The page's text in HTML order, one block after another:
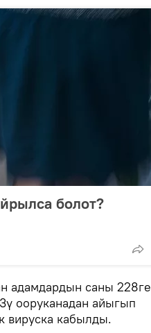
болот?
адамдардын саны 228ге
ооруканадан айыгып
вируска кабылды.